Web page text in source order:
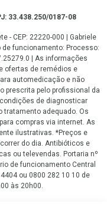
33.438.250/0187-08
- CEP: 22220-000 | Gabriele
de funcionamento: Processo:
| As informações
ofertas de remédios e
automedicação e não
prescrita pelo profissional da
de diagnosticar
tratamento adequado. Os
compras via internet. As
ilustrativas. *Preços e
do dia. Antibióticos e
ou televendas. Portaria nº
de funcionamento Central
ou 0800 282 10 10 de
às 20h00.